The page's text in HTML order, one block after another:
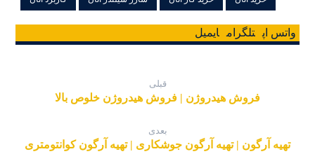
واتس اپ تلگرام ایمیل
قبلی
فروش هیدروژن | فروش هیدروژن خلوص بالا
بعدی
تهیه آرگون | تهیه آرگون جوشکاری | تهیه آرگون کوانتومتری